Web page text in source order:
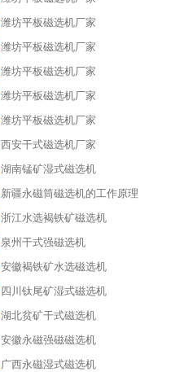
潍坊平板磁选机厂家
潍坊平板磁选机厂家
潍坊平板磁选机厂家
潍坊平板磁选机厂家
潍坊平板磁选机厂家
西安干式磁选机厂家
湖南锰矿湿式磁选机
新疆永磁筒磁选机的工作原理
浙江水选褐铁矿磁选机
泉州干式强磁选机
安徽褐铁矿水选磁选机
四川钛尾矿湿式磁选机
湖北贫矿干式磁选机
安徽永磁强磁磁选机
广西永磁湿式磁选机